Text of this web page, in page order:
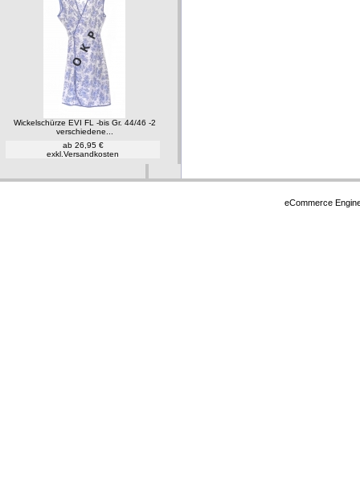
Wickelschürze EVI FL -bis Gr. 44/46 -2
verschiedene...
ab 26,95 €
exkl. Versandkosten
eCommerce